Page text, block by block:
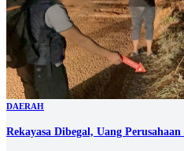
DAERAH
Rekayasa Dibegal, Uang